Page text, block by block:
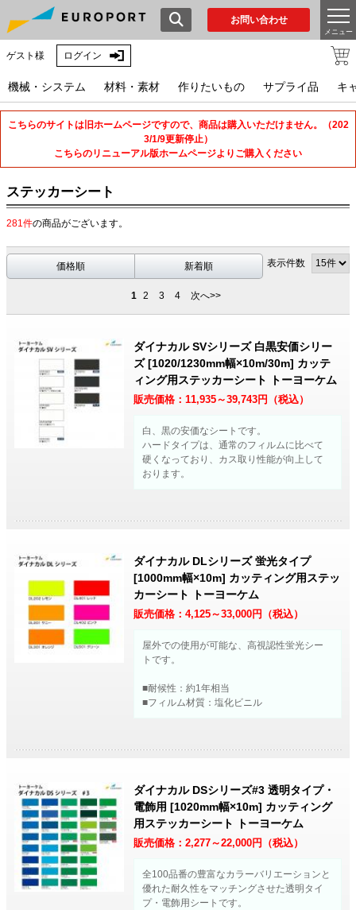
お問い合わせ
メニュー
ゲスト様 ログイン
機械・システム 材料・素材 作りたいもの サプライ品 キ
こちらのサイトは旧ホームページですので、商品は購入いただけません。（202
3/1/9更新停止）
こちらのリニューアル版ホームページよりご購入ください
ステッカーシート
281件の商品がございます。
価格順 新着順 表示件数
1 2 3 4 次へ>>
ダイナカル SVシリーズ 白黒安価シリー
ズ [1020/1230mm幅×10m/30m] カッテ
ィング用ステッカーシート トーヨーケム
販売価格：11,935～39,743円（税込）
白、黒の安価なシートです。
ハードタイプは、通常のフィルムに比べて
硬くなっており、カス取り性能が向上して
おります。
ダイナカル DLシリーズ 蛍光タイプ
[1000mm幅×10m] カッティング用ステッ
カーシート トーヨーケム
販売価格：4,125～33,000円（税込）
屋外での使用が可能な、高視認性蛍光シー
トです。
■耐候性：約1年相当
■フィルム材質：塩化ビニル
ダイナカル DSシリーズ#3 透明タイプ・
電飾用 [1020mm幅×10m] カッティング
用ステッカーシート トーヨーケム
販売価格：2,277～22,000円（税込）
全100品番の豊富なカラーバリエーションと
優れた耐久性をマッチングさせた透明タイ
プ・電飾用シートです。